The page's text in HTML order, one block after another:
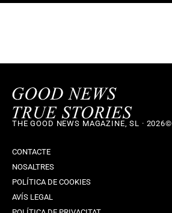
THE GOOD NEWS MAGAZINE, SL · 2026©
CONTACTE
NOSALTRES
POLÍTICA DE COOKIES
AVÍS LEGAL